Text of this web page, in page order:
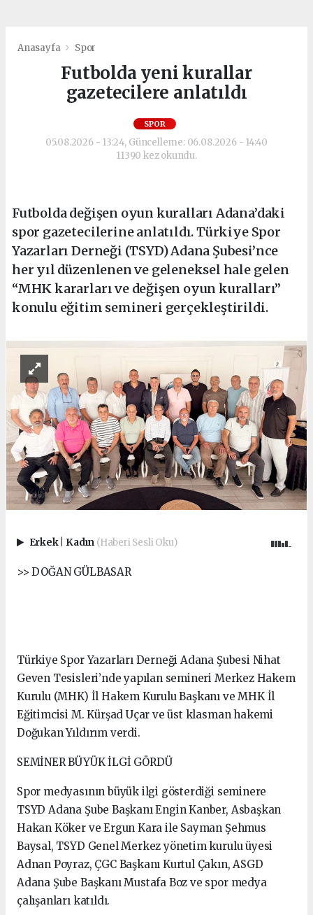
Anasayfa Spor
Futbolda yeni kurallar
gazetecilere anlatıldı
SPOR
05.08.2026 - 13:24, Güncelleme: 06.08.2026 - 14:40
11390 kez okundu.
Futbolda değişen oyun kuralları Adana’daki
spor gazetecilerine anlatıldı. Türkiye Spor
Yazarları Derneği (TSYD) Adana Şubesi’nce
her yıl düzenlenen ve geleneksel hale gelen
“MHK kararları ve değişen oyun kuralları”
konulu eğitim semineri gerçekleştirildi.
Erkek Kadın (Haberi Sesli Oku)
>> DOĞAN GÜLBASAR
Türkiye Spor Yazarları Derneği Adana Şubesi Nihat
Geven Tesisleri’nde yapılan semineri Merkez Hakem
Kurulu (MHK) İl Hakem Kurulu Başkanı ve MHK İl
Eğitimcisi M. Kürşad Uçar ve üst klasman hakemi
Doğukan Yıldırım verdi.
SEMİNER BÜYÜK İLGİ GÖRDÜ
Spor medyasının büyük ilgi gösterdiği seminere
TSYD Adana Şube Başkanı Engin Kanber, Asbaşkan
Hakan Köker ve Ergun Kara ile Sayman Şehmus
Baysal, TSYD Genel Merkez yönetim kurulu üyesi
Adnan Poyraz, ÇGC Başkanı Kurtul Çakın, ASGD
Adana Şube Başkanı Mustafa Boz ve spor medya
çalışanları katıldı.